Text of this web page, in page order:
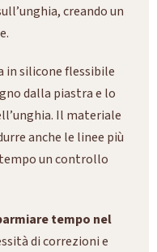
creando un
in silicone flessibile
dalla piastra e lo
Il materiale
anche le linee più
un controllo
tempo nel
di correzioni e